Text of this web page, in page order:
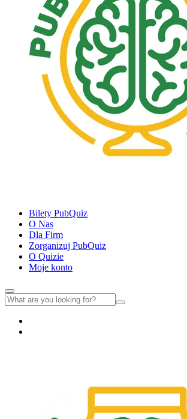
Bilety PubQuiz
O Nas
Dla Firm
Zorganizuj PubQuiz
O Quizie
Moje konto